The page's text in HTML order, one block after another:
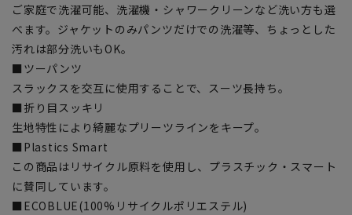
ご家庭で洗濯可能、洗濯機・シャワークリーンなど洗い方も選
べます。ジャケットのみパンツだけでの洗濯等、ちょっとした
汚れは部分洗いもOK。
■ツーパンツ
スラックスを交互に使用することで、スーツ長持ち。
■折り目スッキリ
生地特性により綺麗なプリーツラインをキープ。
■Plastics Smart
この商品はリサイクル原料を使用し、プラスチック・スマート
に賛同しています。
■ECOBLUE(100%リサイクルポリエステル)